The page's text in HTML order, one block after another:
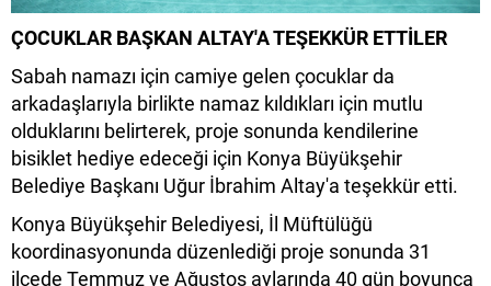
ÇOCUKLAR BAŞKAN ALTAY'A TEŞEKKÜR ETTİLER
Sabah namazı için camiye gelen çocuklar da
arkadaşlarıyla birlikte namaz kıldıkları için mutlu
olduklarını belirterek, proje sonunda kendilerine
bisiklet hediye edeceği için Konya Büyükşehir
Belediye Başkanı Uğur İbrahim Altay'a teşekkür etti.
Konya Büyükşehir Belediyesi, İl Müftülüğü
koordinasyonunda düzenlediği proje sonunda 31
ilçede Temmuz ve Ağustos aylarında 40 gün boyunca